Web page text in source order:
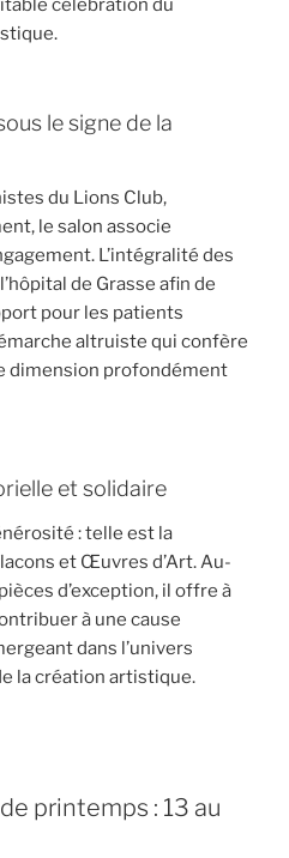
célébration du
le signe de la
du Lions Club,
le salon associe
L’intégralité des
de Grasse afin de
pour les patients
altruiste qui confère
dimension profondément
et solidaire
: telle est la
et Œuvres d’Art. Au-
d’exception, il offre à
à une cause
dans l’univers
la création artistique.
printemps : 13 au